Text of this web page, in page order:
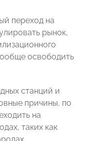
переход на
рынок,
освободить
станций и
причины, по
на
таких как